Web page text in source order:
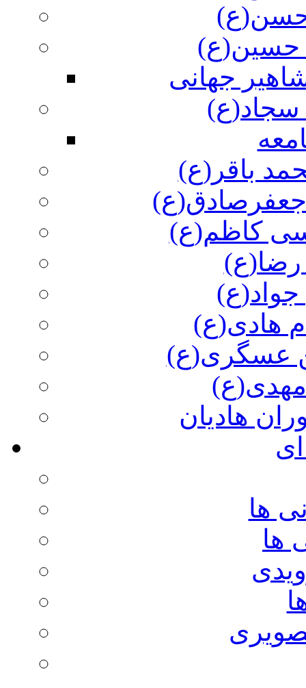
حسن(ع)
حسین(ع)
جهانی
سجاد(ع)
باقر(ع)
جعفرصادق(ع)
کاظم(ع)
هادی(ع)
عسگری(ع)
هادیان
ها
ها